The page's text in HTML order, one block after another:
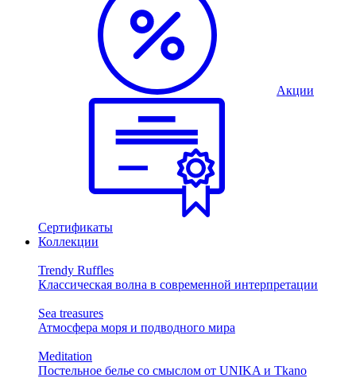
Акции
Сертификаты
Коллекции
Trendy Ruffles
Классическая волна в современной интерпретации
Sea treasures
Атмосфера моря и подводного мира
Meditation
Постельное белье со смыслом от UNIKA и Tkano